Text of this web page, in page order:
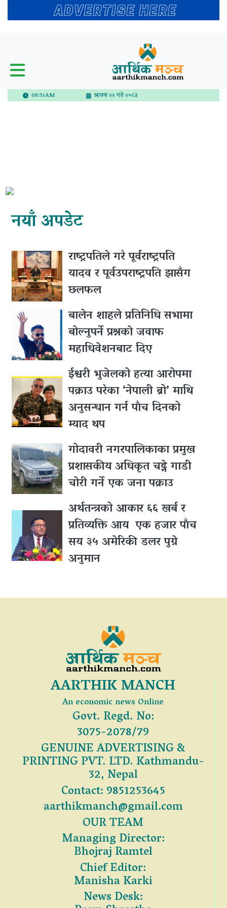
08:51AM श्रावण २२ गते २०८३
नयाँ अपडेट
राष्ट्रपतिले गरे पूर्वराष्ट्रपति
यादव र पूर्वउपराष्ट्रपति झासँग
छलफल
बालेन शाहले प्रतिनिधि सभामा
बोल्नुपर्ने प्रश्नकाे जवाफ
महाधिवेशनबाट दिए
ईश्वरी भुजेलको हत्या आरोपमा
पक्राउ परेका ‘नेपाली ब्रो’ माथि
अनुसन्धान गर्न पाँच दिनको
म्याद थप
गोदावरी नगरपालिकाका प्रमुख
प्रशासकीय अधिकृत चढ्ने गाडी
चोरी गर्ने एक जना पक्राउ
अर्थतन्त्रको आकार ६६ खर्ब र
प्रतिव्यक्ति आय एक हजार पाँच
सय ३५ अमेरिकी डलर पुग्ने
अनुमान
AARTHIK MANCH
An economic news Online
Govt. Regd. No:
3075-2078/79
GENUINE ADVERTISING &
PRINTING PVT. LTD. Kathmandu-
32, Nepal
Contact: 9851253645
aarthikmanch@gmail.com
OUR TEAM
Managing Director:
Bhojraj Ramtel
Chief Editor:
Manisha Karki
News Desk: